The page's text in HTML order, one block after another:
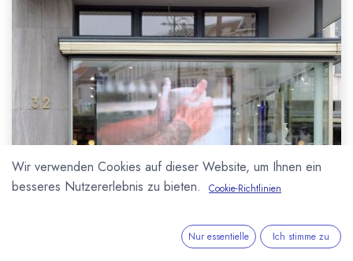
Wir verwenden Cookies auf dieser Website, um Ihnen ein
besseres Nutzererlebnis zu bieten.
Cookie-Richtlinien
Nur essentielle Ich stimme zu